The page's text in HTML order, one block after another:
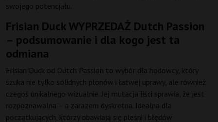
swojego potencjału.
Frisian Duck WYPRZEDAŻ Dutch Passion
– podsumowanie i dla kogo jest ta
odmiana
Frisian Duck od Dutch Passion to wybór dla hodowcy, który
szuka nie tylko solidnych plonów i łatwej uprawy, ale również
czegoś unikalnego wizualnie. Jej mutacja liści sprawia, że jest
rozpoznawalna – a zarazem dyskretna. Idealna dla
początkujących, którzy obawiają się pleśni i błędów